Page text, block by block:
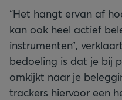
“Het hangt ervan af
kan ook heel actief
instrumenten”,
bedoeling is dat je bij
omkijkt naar je
trackers hiervoor een